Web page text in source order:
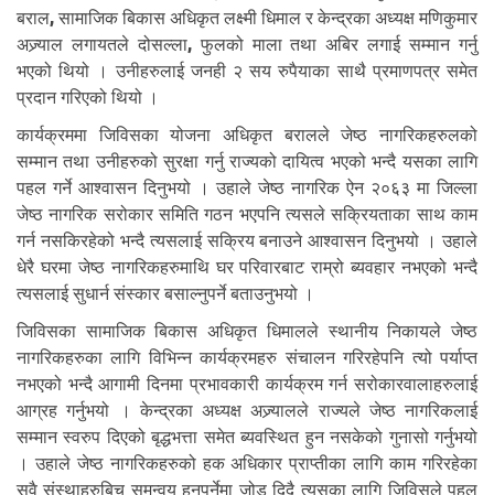
बराल,सामाजिक बिकास अधिकृत लक्ष्मी धिमाल र केन्द्रका अध्यक्ष मणिकुमार
अज्र्याल लगायतले दोसल्ला,फुलको माला तथा अबिर लगाई सम्मान गर्नु
भएको थियो । उनीहरुलाई जनही २ सय रुपैयाका साथै प्रमाणपत्र समेत
प्रदान गरिएको थियो ।
कार्यक्रममा जिविसका योजना अधिकृत बरालले जेष्ठ नागरिकहरुलको
सम्मान तथा उनीहरुको सुरक्षा गर्नु राज्यको दायित्व भएको भन्दै यसका लागि
पहल गर्ने आश्वासन दिनुभयो । उहाले जेष्ठ नागरिक ऐन २०६३ मा जिल्ला
जेष्ठ नागरिक सरोकार समिति गठन भएपनि त्यसले सक्रियताका साथ काम
गर्न नसकिरहेको भन्दै त्यसलाई सक्रिय बनाउने आश्वासन दिनुभयो । उहाले
धेरै घरमा जेष्ठ नागरिकहरुमाथि घर परिवारबाट राम्रो ब्यवहार नभएको भन्दै
त्यसलाई सुधार्न संस्कार बसाल्नुपर्ने बताउनुभयो ।
जिविसका सामाजिक बिकास अधिकृत धिमालले स्थानीय निकायले जेष्ठ
नागरिकहरुका लागि विभिन्न कार्यक्रमहरु संचालन गरिरहेपनि त्यो पर्याप्त
नभएको भन्दै आगामी दिनमा प्रभावकारी कार्यक्रम गर्न सरोकारवालाहरुलाई
आग्रह गर्नुभयो । केन्द्रका अध्यक्ष अज्र्यालले राज्यले जेष्ठ नागरिकलाई
सम्मान स्वरुप दिएको बृद्धभत्ता समेत ब्यवस्थित हुन नसकेको गुनासो गर्नुभयो
। उहाले जेष्ठ नागरिकहरुको हक अधिकार प्राप्तीका लागि काम गरिरहेका
सवै संस्थाहरुबिच समन्वय हुनुपर्नेमा जोड दिदै त्यसका लागि जिविसले पहल